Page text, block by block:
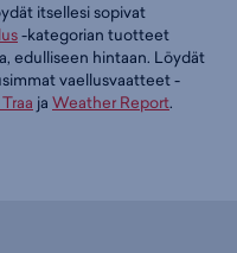
itsellesi sopivat
-kategorian tuotteet
edulliseen hintaan. Löydät
vaellusvaatteet -
ja Weather Report.
Budget Sportilta